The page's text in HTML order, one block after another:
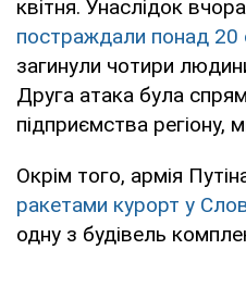
квітня. Унаслідок
постраждали понад 20
загинули чотири
Друга атака була
підприємства регіону,
Окрім того, армія
ракетами курорт у
одну з будівель